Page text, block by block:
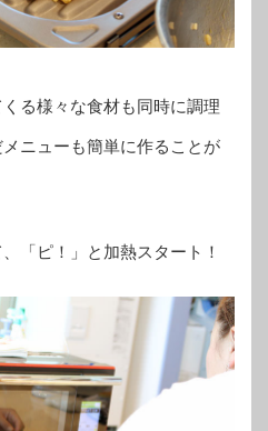
る様々な食材も同時に調理
ニューも簡単に作ることが
「ピ！」と加熱スタート！